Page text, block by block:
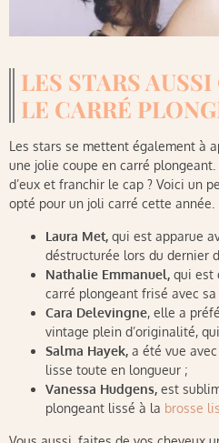
LES STARS
LE CARRÉ
Les stars se mettent également à
une jolie coupe en carré plongeant.
d’eux et franchir le cap ? Voici un
opté pour un joli carré cette année.
Laura Met, qui est apparue
déstructurée lors du dernier
Nathalie Emmanuel, qui est
carré plongeant frisé avec
Cara Delevingne, elle a
vintage plein d’originalité,
Salma Hayek, a été vue
lisse toute en longueur ;
Vanessa Hudgens, est
plongeant lissé à la brosse